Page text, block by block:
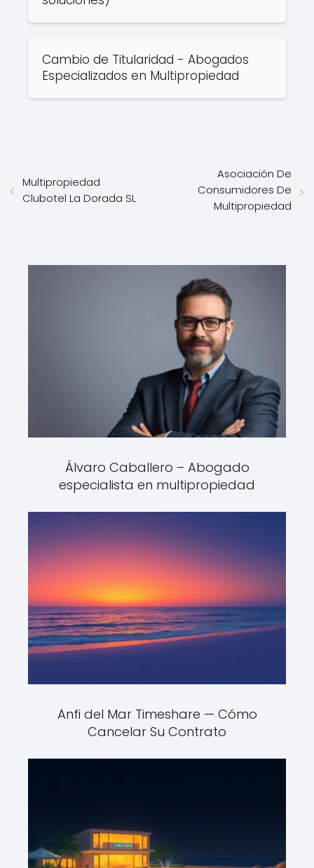
Cambio de Titularidad - Abogados
Especializados en Multipropiedad
Multipropiedad
Clubotel La Dorada SL
Asociación De
Consumidores De
Multipropiedad
Álvaro Caballero – Abogado
especialista en multipropiedad
Anfi del Mar Timeshare — Cómo
Cancelar Su Contrato